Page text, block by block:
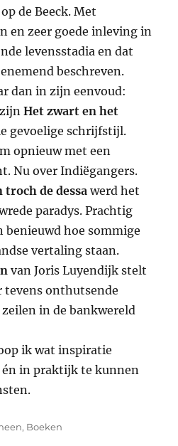
de Beeck. Met
en zeer goede inleving in
levensstadia en dat
beschreven.
dan in zijn eenvoud:
zijnHet zwart en het
gevoelige schrijfstijl.
opnieuw met een
Nu over Indiëgangers.
troch de dessawerd het
paradys. Prachtig
benieuwd hoe sommige
vertaling staan.
van Joris Luyendijk stelt
tevens onthutsende
in de bankwereld
ik wat inspiratie
én in praktijk te kunnen
, Boeken